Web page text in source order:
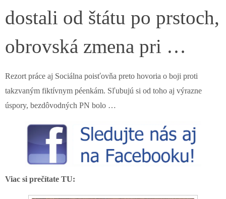
dostali od štátu po prstoch,
obrovská zmena pri …
Rezort práce aj Sociálna poisťovňa preto hovoria o boji proti
takzvaným fiktívnym péenkám. Sľubujú si od toho aj výrazne
úspory, bezdôvodných PN bolo …
Viac si prečítate TU: